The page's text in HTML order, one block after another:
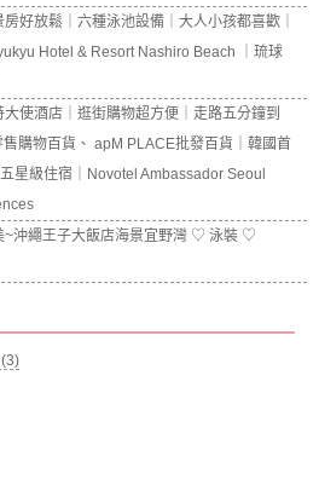
好放鬆｜六種泳池設備｜大人小孩都喜歡｜
Hotel & Resort Nashiro Beach ｜琉球
大使酒店｜逛街購物超方便｜走路五分鐘到
購物百貨、 apM PLACE批發百貨｜韓國首
星級住宿｜Novotel Ambassador Seoul
~沖繩王子大飯店海景宜野灣 ♡ 泳裝 ♡